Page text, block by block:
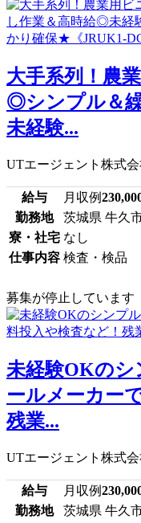
大手系列！農
◎シンプル＆
未経験...
UTエージェント株式会
給与 月収例
勤務地
茨城県 牛久
寮・社宅 なし
仕事内容 検査・検品
募集が停止しています
未経験OKの
ールメーカー
残業...
UTエージェント株式会
給与 月収例
勤務地
茨城県 牛久